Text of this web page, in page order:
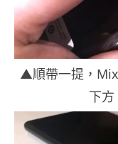
▲順帶一提，
下方